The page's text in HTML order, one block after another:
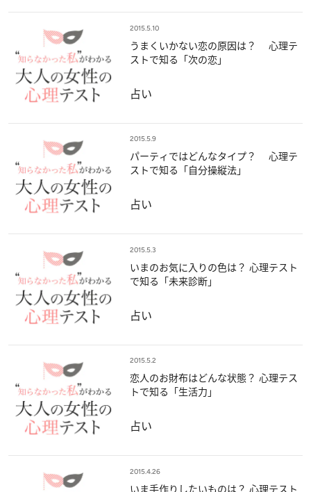
2015.5.10
うまくいかない恋の原因は？ 心理テ
ストで知る「次の恋」
占い
2015.5.9
パーティではどんなタイプ？ 心理テ
ストで知る「自分操縦法」
占い
2015.5.3
いまのお気に入りの色は？ 心理テスト
で知る「未来診断」
占い
2015.5.2
恋人のお財布はどんな状態？ 心理テス
トで知る「生活力」
占い
2015.4.26
いま手作りしたいものは？ 心理テスト